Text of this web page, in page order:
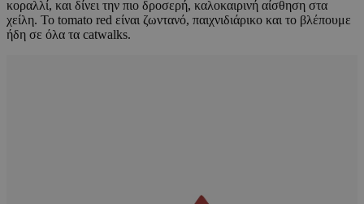
κοραλλί, και δίνει την πιο δροσερή, καλοκαιρινή αίσθηση στα
χείλη. Το tomato red είναι ζωντανό, παιχνιδιάρικο και το βλέπουμε
ήδη σε όλα τα catwalks.